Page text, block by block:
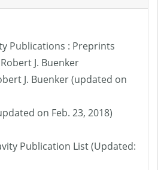
Publications : Preprints
J. Buenker
J. Buenker (updated on
on Feb. 23, 2018)
Publication List (Updated: